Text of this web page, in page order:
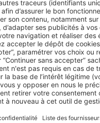
,LES CHIFFRES
se développe
!
étudiants font maintenant jeu
...